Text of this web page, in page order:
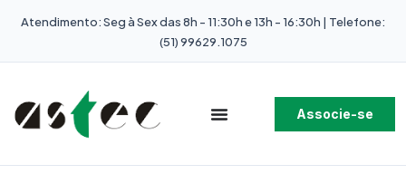
Atendimento: Seg à Sex das 8h - 11:30h e 13h - 16:30h | Telefone:
(51) 99629.1075
Associe-se